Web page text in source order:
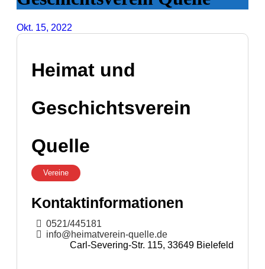
Okt. 15, 2022
Heimat und
Geschichtsverein
Quelle
Vereine
Kontaktinformationen
0521/445181
info@heimatverein-quelle.de
Carl-Severing-Str. 115, 33649 Bielefeld